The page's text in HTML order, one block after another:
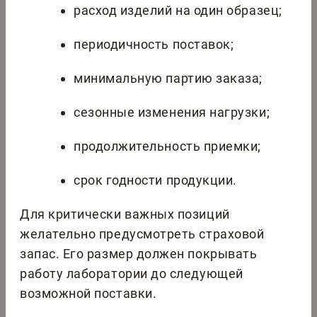
расход изделий на один образец;
периодичность поставок;
минимальную партию заказа;
сезонные изменения нагрузки;
продолжительность приемки;
срок годности продукции.
Для критически важных позиций
желательно предусмотреть страховой
запас. Его размер должен покрывать
работу лаборатории до следующей
возможной поставки.